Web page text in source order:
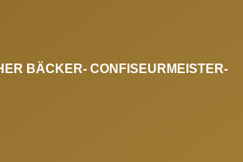
BÄCKER- CONFISEURMEISTER-